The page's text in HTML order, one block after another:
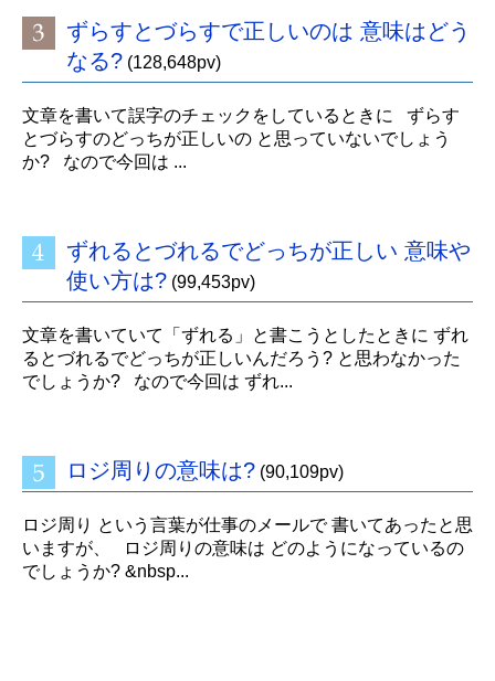
ずらすとづらすで正しいのは 意味はどう
なる? (128,648pv)
文章を書いて誤字のチェックをしているときに ずらす
とづらすのどっちが正しいの と思っていないでしょう
か? なので今回は ...
ずれるとづれるでどっちが正しい 意味や
使い方は? (99,453pv)
文章を書いていて「ずれる」と書こうとしたときに ずれ
るとづれるでどっちが正しいんだろう? と思わなかった
でしょうか? なので今回は ずれ...
ロジ周りの意味は? (90,109pv)
ロジ周り という言葉が仕事のメールで 書いてあったと思
いますが、 ロジ周りの意味は どのようになっているの
でしょうか? &nbsp...